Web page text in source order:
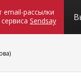
email-рассылки
Sendsay